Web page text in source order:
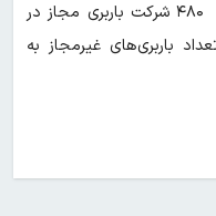
مرادی گفت: در حال حاضر تنها حدود ۴۸۰ شرکت باربری مجاز در
باربری‌های غیرمجاز به